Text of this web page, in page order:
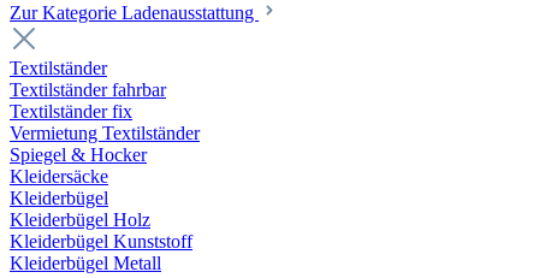
Zur Kategorie Laden­ausstattung
Textilständer
Textilständer fahrbar
Textilständer fix
Vermietung Textilständer
Spiegel & Hocker
Kleidersäcke
Kleiderbügel
Kleiderbügel Holz
Kleiderbügel Kunststoff
Kleiderbügel Metall